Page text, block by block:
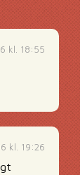
kl. 18:55
kl. 19:26